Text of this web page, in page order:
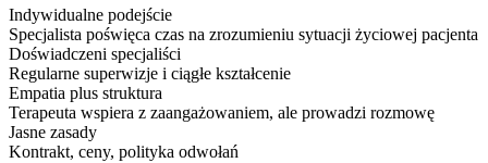
Indywidualne podejście
Specjalista poświęca czas na zrozumieniu sytuacji życiowej pacjenta
Doświadczeni specjaliści
Regularne superwizje i ciągłe kształcenie
Empatia plus struktura
Terapeuta wspiera z zaangażowaniem, ale prowadzi rozmowę
Jasne zasady
Kontrakt, ceny, polityka odwołań